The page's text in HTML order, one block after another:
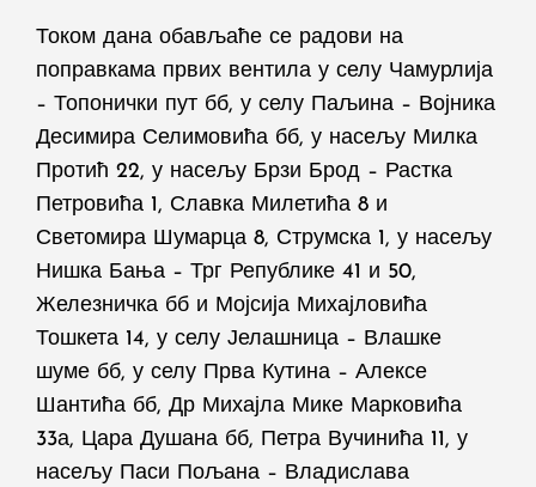
Током дана обављаће се радови на
поправкама првих вентила у селу Чамурлија
– Топонички пут бб, у селу Паљина – Војника
Десимира Селимовића бб, у насељу Милка
Протић 22, у насељу Брзи Брод – Растка
Петровића 1, Славка Милетића 8 и
Светомира Шумарца 8, Струмска 1, у насељу
Нишка Бања – Трг Републике 41 и 50,
Железничка бб и Мојсија Михајловића
Тошкета 14, у селу Јелашница – Влашке
шуме бб, у селу Прва Кутина – Алексе
Шантића бб, Др Михајла Мике Марковића
33а, Цара Душана бб, Петра Вучинића 11, у
насељу Паси Пољана – Владислава